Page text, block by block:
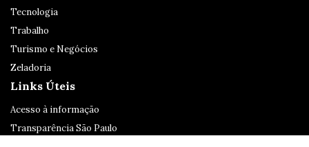
Tecnologia
Trabalho
Turismo e Negócios
Zeladoria
Links Úteis
Acesso à informação
Transparência São Paulo